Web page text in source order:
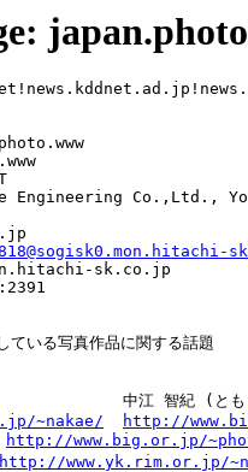
Co.,Ltd.,
sk.co.jp
いる写真作品に関する話題
中江 智紀 (と
~nakae/
http://
http://www.big.or.jp/
http://www.yk.rim.or.jp/